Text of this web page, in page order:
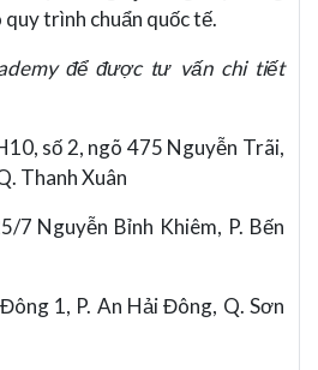
trình chuẩn quốc tế.
để được tư vấn chi tiết
số 2, ngõ 475 Nguyễn Trãi,
Thanh Xuân
7 Nguyễn Bỉnh Khiêm, P. Bến
1, P. An Hải Đông, Q. Sơn